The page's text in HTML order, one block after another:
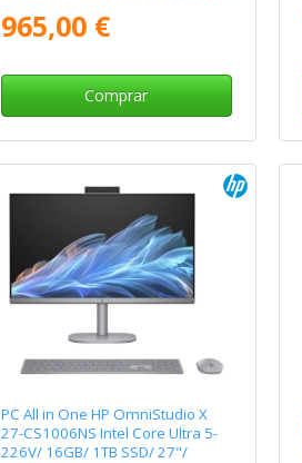
965,00 €
Comprar
PC All in One HP OmniStudio X
27-CS1006NS Intel Core Ultra 5-
226V/ 16GB/ 1TB SSD/ 27"/